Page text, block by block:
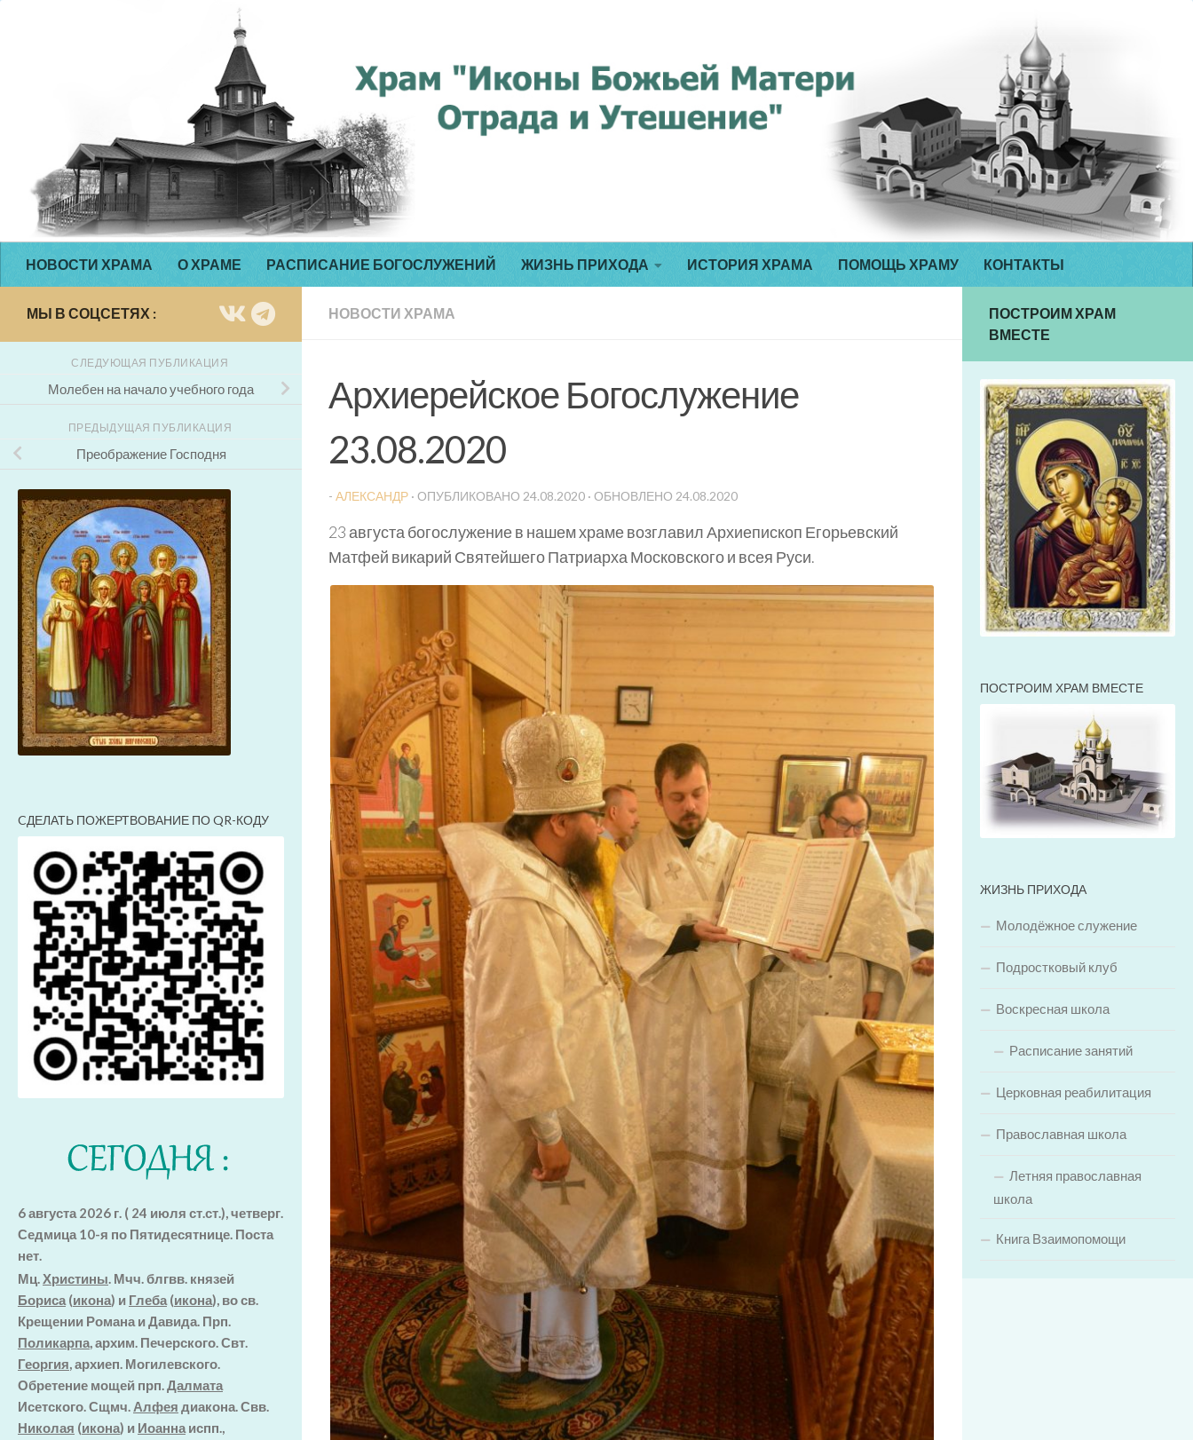
НОВОСТИ ХРАМА О ХРАМЕ РАСПИСАНИЕ БОГОСЛУЖЕНИЙ ЖИЗНЬ ПРИХОДА ИСТОРИЯ ХРАМА ПОМОЩЬ ХРАМУ КОНТАКТЫ
НОВОСТИ ХРАМА
Архиерейское Богослужение
23.08.2020
- АЛЕКСАНДР · ОПУБЛИКОВАНО 24.08.2020 · ОБНОВЛЕНО 24.08.2020
23 августа богослужение в нашем храме возглавил Архиепископ Егорьевский
Матфей викарий Святейшего Патриарха Московского и всея Руси.
МЫ В СОЦСЕТЯХ :
СЛЕДУЮЩАЯ ПУБЛИКАЦИЯ
Молебен на начало учебного года
ПРЕДЫДУЩАЯ ПУБЛИКАЦИЯ
Преображение Господня
CДЕЛАТЬ ПОЖЕРТВОВАНИЕ ПО QR-КОДУ
Седмица 10-я по Пятидесятнице. Поста
нет.
Мц.Христины
Бориса (икона) и Глеба (икона), во св.
Поликарпа
Георгия, архиеп. Могилевского.
Обретение мощей прп.Далмата
Исетского. Сщмч. Алфея
Николая (икона) и Иоанна испп.,
ПОСТРОИМ ХРАМ
ВМЕСТЕ
ПОСТРОИМ ХРАМ ВМЕСТЕ
ЖИЗНЬ ПРИХОДА
Молодёжное служение
Подростковый клуб
Воскресная школа
Расписание занятий
Церковная реабилитация
Православная школа
Летняя православная
школа
Книга Взаимопомощи